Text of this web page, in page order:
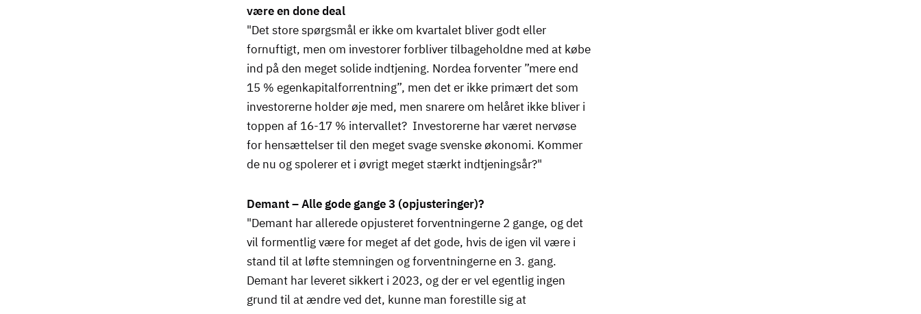
være en done deal
"Det store spørgsmål er ikke om kvartalet bliver godt eller
fornuftigt, men om investorer forbliver tilbageholdne med at købe
ind på den meget solide indtjening. Nordea forventer ”mere end
15 % egenkapitalforrentning”, men det er ikke primært det som
investorerne holder øje med, men snarere om helåret ikke bliver i
toppen af 16-17 % intervallet? Investorerne har været nervøse
for hensættelser til den meget svage svenske økonomi. Kommer
de nu og spolerer et i øvrigt meget stærkt indtjeningsår?"
Demant – Alle gode gange 3 (opjusteringer)?
"Demant har allerede opjusteret forventningerne 2 gange, og det
vil formentlig være for meget af det gode, hvis de igen vil være i
stand til at løfte stemningen og forventningerne en 3. gang.
Demant har leveret sikkert i 2023, og der er vel egentlig ingen
grund til at ændre ved det, kunne man forestille sig at